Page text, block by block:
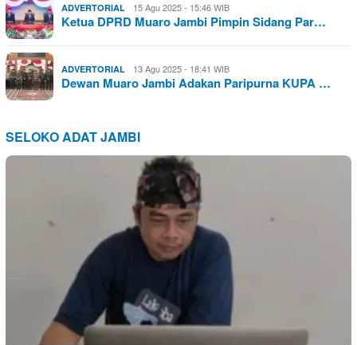
ADVERTORIAL 15 Agu 2025 - 15:46 WIB
Ketua DPRD Muaro Jambi Pimpin Sidang Par…
ADVERTORIAL 13 Agu 2025 - 18:41 WIB
Dewan Muaro Jambi Adakan Paripurna KUPA …
SELOKO ADAT JAMBI